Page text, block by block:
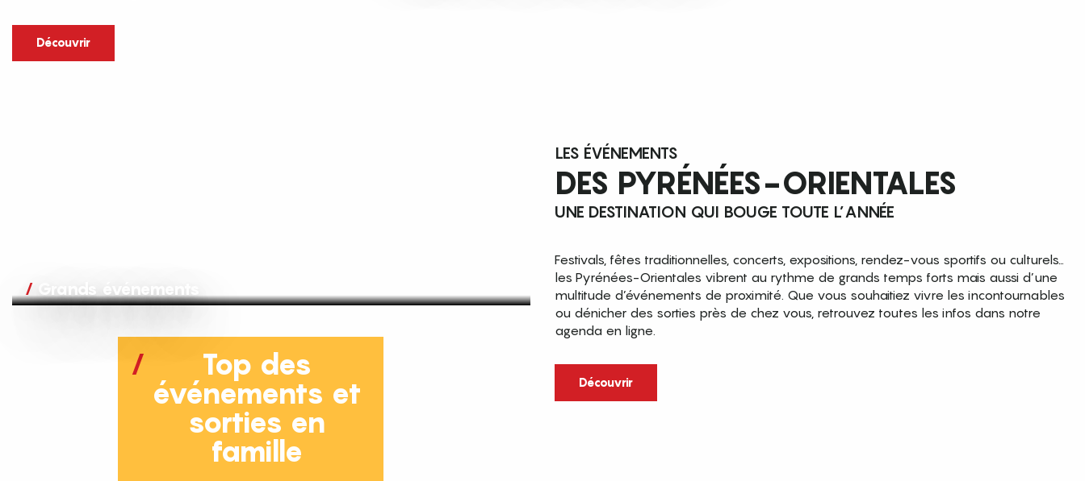
Découvrir
Grands événements
LES ÉVÉNEMENTS
DES PYRÉNÉES-ORIENTALES
UNE DESTINATION QUI BOUGE TOUTE L’ANNÉE
Festivals, fêtes traditionnelles, concerts, expositions, rendez-vous sportifs ou culturels…
les Pyrénées-Orientales vibrent au rythme de grands temps forts mais aussi d’une
multitude d’événements de proximité. Que vous souhaitiez vivre les incontournables
ou dénicher des sorties près de chez vous, retrouvez toutes les infos dans notre
agenda en ligne.
Découvrir
Top des
événements et
sorties en
famille